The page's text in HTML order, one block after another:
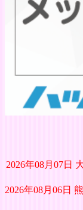
2026年08月07日
2026年08月06日